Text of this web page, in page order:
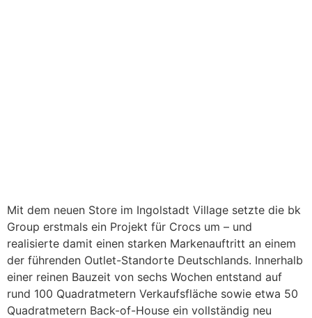
Mit dem neuen Store im Ingolstadt Village setzte die bk
Group erstmals ein Projekt für Crocs um – und
realisierte damit einen starken Markenauftritt an einem
der führenden Outlet-Standorte Deutschlands. Innerhalb
einer reinen Bauzeit von sechs Wochen entstand auf
rund 100 Quadratmetern Verkaufsfläche sowie etwa 50
Quadratmetern Back-of-House ein vollständig neu